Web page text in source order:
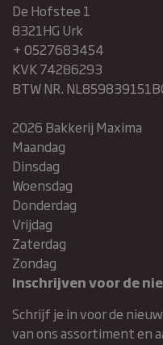
De Hofstee 1
8321HG Urk
+ 0527683454
KVK 74286293
BTW NR.
2026 Bakkerij Maxima
Maandag
Dinsdag
Woensdag
Donderdag
Vrijdag
Zaterdag
Zondag
Inschrijven voor de
Schrijf je in voor de
van ons assortiment en
sbjs_first